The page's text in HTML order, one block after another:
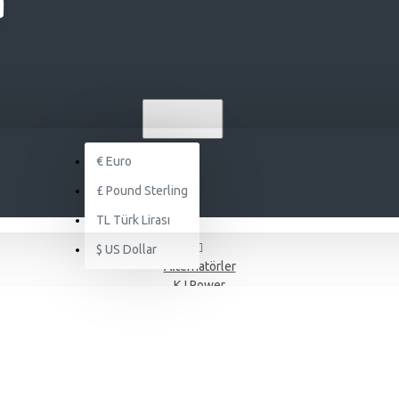
€Euro
£ Pound Sterling
TL Türk Lirası
$ US Dollar
Alternatörler
KJ Power
KJDD 330 KVA OTOMATİK KABİNLİ